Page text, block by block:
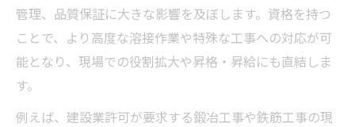
管理、品質保証に大きな影響を及ぼします。資格を持つ
ことで、より高度な溶接作業や特殊な工事への対応が可
能となり、現場での役割拡大や昇格・昇給にも直結しま
す。
例えば、建設業許可が要求する鍛冶工事や鉄筋工事の現